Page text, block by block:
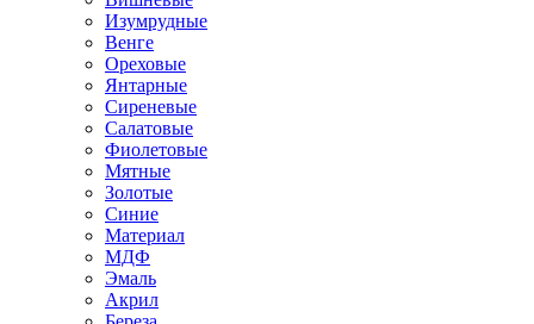
Изумрудные
Венге
Ореховые
Янтарные
Сиреневые
Салатовые
Фиолетовые
Мятные
Золотые
Синие
Материал
МДФ
Эмаль
Акрил